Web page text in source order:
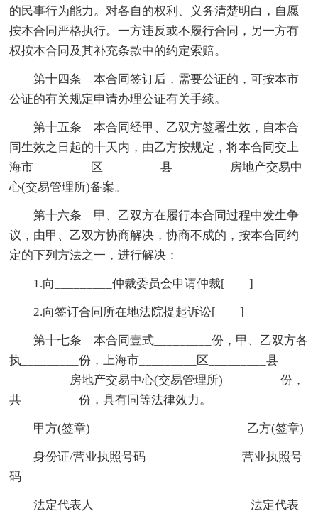
的民事行为能力。对各自的权利、义务清楚明白，自愿
按本合同严格执行。一方违反或不履行合同，另一方有
权按本合同及其补充条款中的约定索赔。
第十四条 本合同签订后，需要公证的，可按本市
公证的有关规定申请办理公证有关手续。
第十五条 本合同经甲、乙双方签署生效，自本合
同生效之日起的十天内，由乙方按规定，将本合同交上
海市_________区_________县_________房地产交易中
心(交易管理所)备案。
第十六条 甲、乙双方在履行本合同过程中发生争
议，由甲、乙双方协商解决，协商不成的，按本合同约
定的下列方法之一，进行解决：___
1.向_________仲裁委员会申请仲裁[ ]
2.向签订合同所在地法院提起诉讼[ ]
第十七条 本合同壹式_________份，甲、乙双方各
执_________份，上海市_________区_________县
_________ 房地产交易中心(交易管理所)_________份，
共_________份，具有同等法律效力。
甲方(签章) 乙方(签章)
身份证/营业执照号码 营业执照号
码
法定代表人 法定代表